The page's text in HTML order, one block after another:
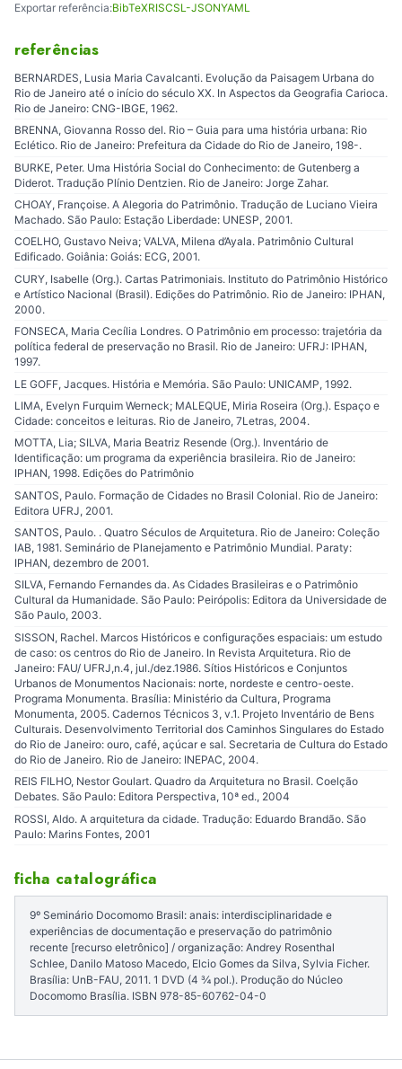
Exportar referência:BibTeXRISCSL-JSONYAML
referências
BERNARDES, Lusia Maria Cavalcanti. Evolução da Paisagem Urbana do
Rio de Janeiro até o início do século XX. In Aspectos da Geografia Carioca.
Rio de Janeiro: CNG-IBGE, 1962.
BRENNA, Giovanna Rosso del. Rio – Guia para uma história urbana: Rio
Eclético. Rio de Janeiro: Prefeitura da Cidade do Rio de Janeiro, 198-.
BURKE, Peter. Uma História Social do Conhecimento: de Gutenberg a
Diderot. Tradução Plínio Dentzien. Rio de Janeiro: Jorge Zahar.
CHOAY, Françoise. A Alegoria do Patrimônio. Tradução de Luciano Vieira
Machado. São Paulo: Estação Liberdade: UNESP, 2001.
COELHO, Gustavo Neiva; VALVA, Milena d’Ayala. Patrimônio Cultural
Edificado. Goiânia: Goiás: ECG, 2001.
CURY, Isabelle (Org.). Cartas Patrimoniais. Instituto do Patrimônio Histórico
e Artístico Nacional (Brasil). Edições do Patrimônio. Rio de Janeiro: IPHAN,
2000.
FONSECA, Maria Cecília Londres. O Patrimônio em processo: trajetória da
política federal de preservação no Brasil. Rio de Janeiro: UFRJ: IPHAN,
1997.
LE GOFF, Jacques. História e Memória. São Paulo: UNICAMP, 1992.
LIMA, Evelyn Furquim Werneck; MALEQUE, Miria Roseira (Org.). Espaço e
Cidade: conceitos e leituras. Rio de Janeiro, 7Letras, 2004.
MOTTA, Lia; SILVA, Maria Beatriz Resende (Org.). Inventário de
Identificação: um programa da experiência brasileira. Rio de Janeiro:
IPHAN, 1998. Edições do Patrimônio
SANTOS, Paulo. Formação de Cidades no Brasil Colonial. Rio de Janeiro:
Editora UFRJ, 2001.
SANTOS, Paulo. . Quatro Séculos de Arquitetura. Rio de Janeiro: Coleção
IAB, 1981. Seminário de Planejamento e Patrimônio Mundial. Paraty:
IPHAN, dezembro de 2001.
SILVA, Fernando Fernandes da. As Cidades Brasileiras e o Patrimônio
Cultural da Humanidade. São Paulo: Peirópolis: Editora da Universidade de
São Paulo, 2003.
SISSON, Rachel. Marcos Históricos e configurações espaciais: um estudo
de caso: os centros do Rio de Janeiro. In Revista Arquitetura. Rio de
Janeiro: FAU/ UFRJ,n.4, jul./dez.1986. Sítios Históricos e Conjuntos
Urbanos de Monumentos Nacionais: norte, nordeste e centro-oeste.
Programa Monumenta. Brasília: Ministério da Cultura, Programa
Monumenta, 2005. Cadernos Técnicos 3, v.1. Projeto Inventário de Bens
Culturais. Desenvolvimento Territorial dos Caminhos Singulares do Estado
do Rio de Janeiro: ouro, café, açúcar e sal. Secretaria de Cultura do Estado
do Rio de Janeiro. Rio de Janeiro: INEPAC, 2004.
REIS FILHO, Nestor Goulart. Quadro da Arquitetura no Brasil. Coelção
Debates. São Paulo: Editora Perspectiva, 10ª ed., 2004
ROSSI, Aldo. A arquitetura da cidade. Tradução: Eduardo Brandão. São
Paulo: Marins Fontes, 2001
ficha catalográfica
9º Seminário Docomomo Brasil: anais: interdisciplinaridade e
experiências de documentação e preservação do patrimônio
recente [recurso eletrônico] / organização: Andrey Rosenthal
Schlee, Danilo Matoso Macedo, Elcio Gomes da Silva, Sylvia Ficher.
Brasília: UnB-FAU, 2011. 1 DVD (4 ¾ pol.). Produção do Núcleo
Docomomo Brasília. ISBN 978-85-60762-04-0